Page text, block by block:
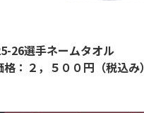
26選手ネームタオル
：２，５００円（税込み）